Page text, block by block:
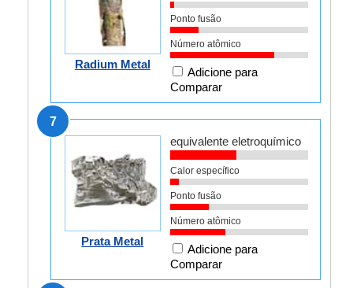
Radium Metal
Ponto fusão
Número atômico
Adicione para
Comparar
7
Prata Metal
equivalente eletroquímico
Calor específico
Ponto fusão
Número atômico
Adicione para
Comparar